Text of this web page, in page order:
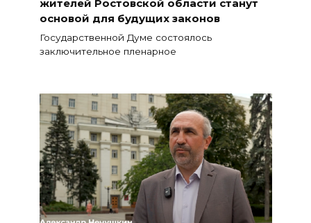
жителей Ростовской области станут
основой для будущих законов
Государственной Думе состоялось
заключительное пленарное